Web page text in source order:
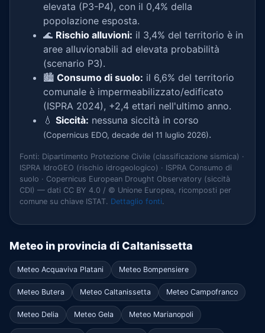
elevata (P3-P4), con il 0,4% della
popolazione esposta.
🌊 Rischio alluvioni: il 3,4% del territorio è in
aree alluvionabili ad elevata probabilità
(scenario P3).
🏙️ Consumo di suolo: il 6,6% del territorio
comunale è impermeabilizzato/edificato
(ISPRA 2024), +2,4 ettari nell'ultimo anno.
💧 Siccità: nessuna siccità in corso
(Copernicus EDO, decade del 11 luglio 2026).
Fonti: Dipartimento Protezione Civile (classificazione sismica) ·
ISPRA IdroGEO (rischio idrogeologico) · ISPRA Consumo di
suolo · Copernicus European Drought Observatory (siccità
CDI) — dati CC BY 4.0 / © Unione Europea, ricomposti per
comune su chiave ISTAT. Dettaglio fonti.
Meteo in provincia di Caltanissetta
Meteo Acquaviva Platani Meteo Bompensiere
Meteo Butera Meteo Caltanissetta Meteo Campofranco
Meteo Delia Meteo Gela Meteo Marianopoli